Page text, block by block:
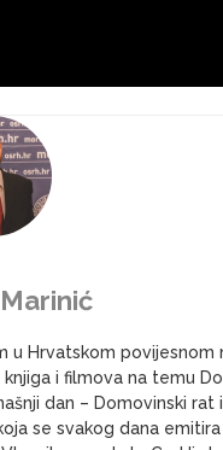
u Hrvatskom povijesnom
i filmova na temu
dan – Domovinski rat
se svakog dana